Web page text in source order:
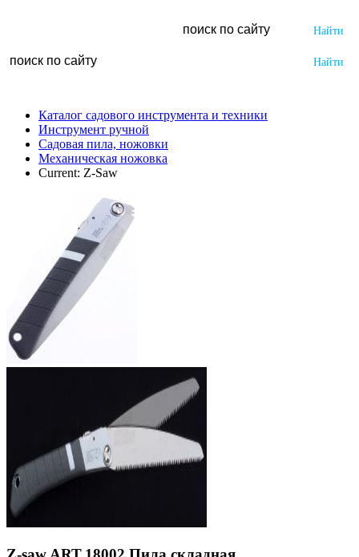
Каталог садового инструмента и техники
Инструмент ручной
Садовая пила, ножовки
Механическая ножовка
Current: Z-Saw